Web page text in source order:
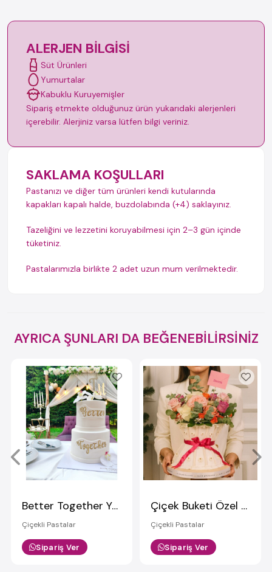
ALERJEN BILGISI
Süt Ürünleri
Yumurtalar
Kabuklu Kuruyemişler
Sipariş etmekte olduğunuz ürün yukarıdaki alerjenleri
içerebilir. Alerjiniz varsa lütfen bilgi veriniz.
SAKLAMA KOŞULLARI
Pastanızı ve diğer tüm ürünleri kendi kutularında
kapakları kapalı halde, buzdolabında (+4) saklayınız.
Tazeliğini ve lezzetini koruyabilmesi için 2–3 gün içinde
tüketiniz.
Pastalarımızla birlikte 2 adet uzun mum verilmektedir.
AYRICA ŞUNLARI DA BEĞENEBİLİRSİNİZ
Better Together Yazılı Tasarım Pasta
Çiçekli Pastalar
Sipariş Ver
Çiçek Buketi Özel Tasarım Pasta
Çiçekli Pastalar
Sipariş Ver